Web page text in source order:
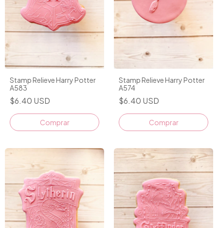
Stamp Relieve Harry Potter
A583
$6.40 USD
Comprar
Stamp Relieve Harry Potter
A574
$6.40 USD